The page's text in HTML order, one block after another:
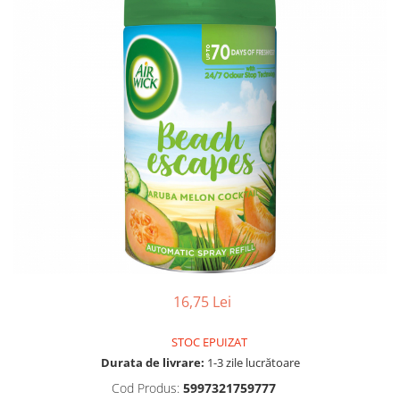
Echipamente de curăţenie
Folie aluminiu,folie alimentara
Indepartarea parului
Pachete de cadouri
Produse pentru coafat
Produse pentru curatarea tenului
Tratament pentru par, conditioner
16,75 Lei
STOC EPUIZAT
Durata de livrare: 1-3 zile lucrătoare
Cod Produs: 5997321759777